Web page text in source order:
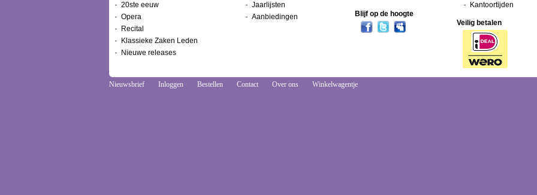
20ste eeuw
Opera
Recital
Klassieke Zaken Leden
Nieuwe releases
Jaarlijsten
Aanbiedingen
Kantoortijden
Blijf op de hoogte
Veilig betalen
Nieuwsbrief Inloggen Bestellen Contact Over ons Winkelwagentje